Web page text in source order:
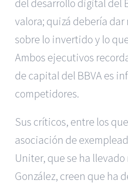
valora; quizá debería
sobre lo invertido y lo
Ambos ejecutivos
de capital del BBVA es
competidores.
Sus críticos, entre los
asociación de
Uniter, que se ha
González, creen que ha